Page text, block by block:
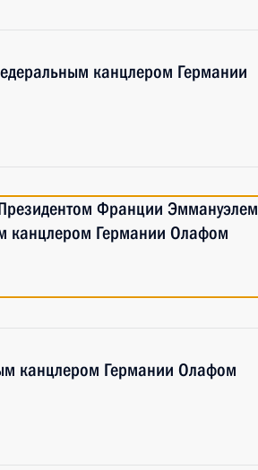
канцлером Германии
Франции Эммануэлем
Германии Олафом
канцлером Германии Олафом